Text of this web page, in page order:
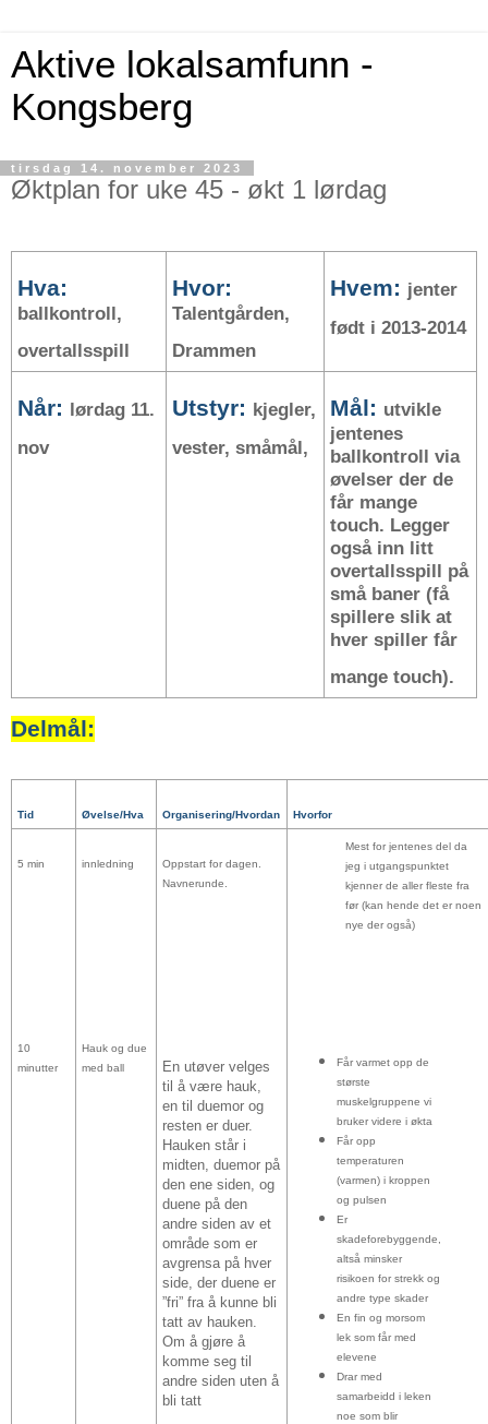
Aktive lokalsamfunn -
Kongsberg
tirsdag 14. november 2023
Øktplan for uke 45 - økt 1 lørdag
Hva:
ballkontroll,
overtallsspill
Hvor:
Talentgården,
Drammen
Hvem: jenter
født i 2013-2014
Når: lørdag 11.
nov
Utstyr: kjegler,
vester, småmål,
Mål: utvikle
jentenes
ballkontroll via
øvelser der de
får mange
touch. Legger
også inn litt
overtallsspill på
små baner (få
spillere slik at
hver spiller får
mange touch).
Delmål:
Tid Øvelse/Hva Organisering/Hvordan Hvorfor
5 min
10
minutter
innledning
Hauk og due
med ball
Oppstart for dagen.
Navnerunde.
En utøver velges
til å være hauk,
en til duemor og
resten er duer.
Hauken står i
midten, duemor på
den ene siden, og
duene på den
andre siden av et
område som er
avgrensa på hver
side, der duene er
”fri” fra å kunne bli
tatt av hauken.
Om å gjøre å
komme seg til
andre siden uten å
bli tatt
Mest for jentenes del da
jeg i utgangspunktet
kjenner de aller fleste fra
før (kan hende det er noen
nye der også)
Får varmet opp de
største
muskelgruppene vi
bruker videre i økta
Får opp
temperaturen
(varmen) i kroppen
og pulsen
Er
skadeforebyggende,
altså minsker
risikoen for strekk og
andre type skader
En fin og morsom
lek som får med
elevene
Drar med
samarbeidd i leken
noe som blir